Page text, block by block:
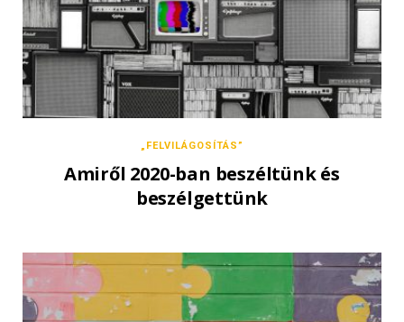
„FELVILÁGOSÍTÁS”
Amiről 2020-ban beszéltünk és
beszélgettünk